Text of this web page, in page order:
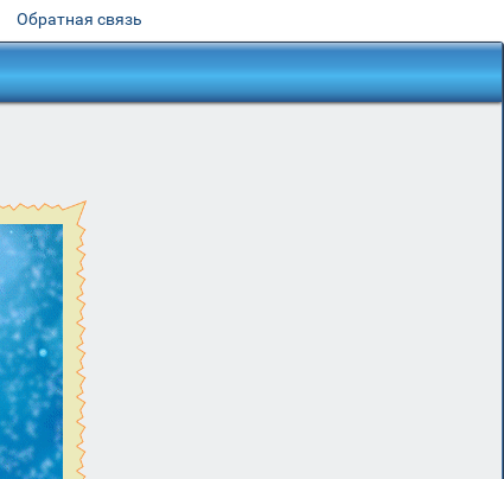
Обратная связь